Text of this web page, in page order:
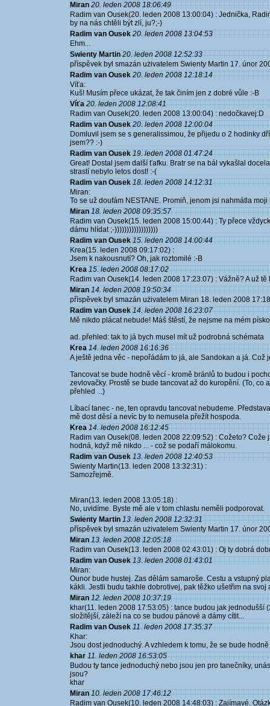
Miran 20. leden 2008 18:06:49
Radim van Ousek(20. leden 2008 13:00:04) : Jednička,
by na nás chtěli být zlí, ju?;-)
Radim van Ousek 20. leden 2008 13:04:53
Ehm...
Swienty Martin 20. leden 2008 12:52:33
příspěvek byl smazán użivatelem Swienty Martin 17. únor
Radim van Ousek 20. leden 2008 12:18:14
Víťa:
Kuš! Musím přece ukázat, že tak činím jen z dobré vůle :-B
Víťa 20. leden 2008 12:08:41
Radim van Ousek(20. leden 2008 13:00:04) : nedočkavej:D
Radim van Ousek 20. leden 2008 12:00:04
Domluvil jsem se s generalissimou, že přijedu o 2 hodinky
jsem?? :-)
Radim van Ousek 19. leden 2008 01:47:24
Great! Dostal jsem další ťafku. Bratr se na bál vykašlal
strastí nebylo letos dost! :-(
Radim van Ousek 18. leden 2008 14:12:31
Miran:
To se už doufám NESTANE. Promiň, jenom jsi nahmátla
Miran 18. leden 2008 09:35:57
Radim van Ousek(15. leden 2008 15:00:44) : Ty přece
dámu hlídat ;-))))))))))))))))))
Radim van Ousek 15. leden 2008 14:00:44
Krea(15. leden 2008 09:17:02) :
Jsem k nakousnutí? Oh, jak roztomilé :-B
Krea 15. leden 2008 08:17:02
Radim van Ousek(14. leden 2008 17:23:07) : Vážně? A už
Miran 14. leden 2008 19:50:34
příspěvek byl smazán użivatelem Miran 18. leden 2008
Radim van Ousek 14. leden 2008 16:23:07
Mě nikdo plácat nebude! Máš štěstí, že nejsme na mém
ad. přehled: tak to já bych musel mít už podrobná schémata
Krea 14. leden 2008 16:16:36
A ještě jedna věc - nepořádám to já, ale Sandokan a já. Což
Tancovat se bude hodně věcí - kromě bránlů to budou i
zevlovačky. Prostě se bude tancovat až do kuropění. (To,
přehled ...)
Líbací tanec - ne, ten opravdu tancovat nebudeme.
mě dost děsí a nevíc by to nemusela přežít hospoda.
Krea 14. leden 2008 16:12:45
Radim van Ousek(08. leden 2008 22:09:52) : Cožeto?
hodná, když mě nikdo ... - což se podaří málokomu.
Radim van Ousek 13. leden 2008 12:40:53
Swienty Martin(13. leden 2008 13:32:31) :
Samozřejmě.
Miran(13. leden 2008 13:05:18) :
No, uvidíme. Byste mě ale v tom chlastu neměli podporovat.
Swienty Martin 13. leden 2008 12:32:31
příspěvek byl smazán użivatelem Swienty Martin 17. únor
Miran 13. leden 2008 12:05:18
Radim van Ousek(13. leden 2008 02:43:01) : Oj ty dobrá
Radim van Ousek 13. leden 2008 01:43:01
Miran:
Ounor bude hustej. Zas dělám samaroše. Cestu a vstupný
kákli. Jestli budu takhle dobrotivej, pak těžko ušetřim na svoj
Miran 12. leden 2008 10:37:19
khar(11. leden 2008 17:53:05) : tance budou jak jednodušší
složitější, záleží na co se budou pánové a dámy cítit...
Radim van Ousek 11. leden 2008 17:35:37
Khar:
Jsou dost jednoduchý. A vzhledem k tomu, že se bude
khar 11. leden 2008 16:53:05
Budou ty tance jednoduchý nebo jsou jen pro tanečníky,
jsou?
khar
Miran 10. leden 2008 17:46:12
Radim van Ousek(10. leden 2008 14:48:03) : Zajímavé.